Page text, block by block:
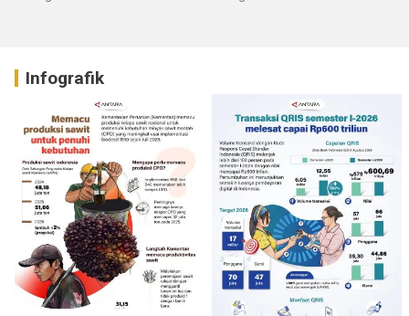
Infografik